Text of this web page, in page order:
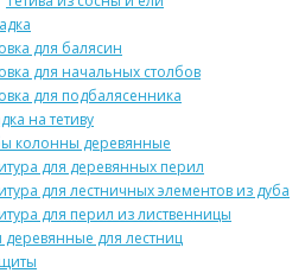
для балясин
для начальных столбов
для подбалясенника
на тетиву
колонны деревянные
для деревянных перил
для лестничных элементов из дуба
для перил из лиственницы
для лестниц